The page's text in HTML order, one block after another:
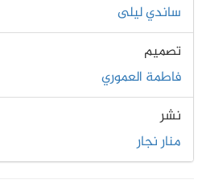
ساندي ليلى
تصميم
فاطمة العموري
نشر
منار نجار